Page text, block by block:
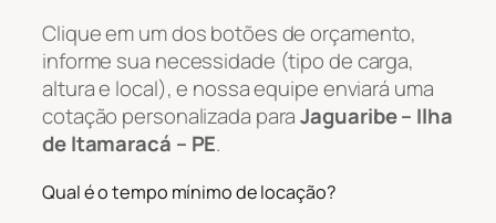
Clique em um dos botões de orçamento,
informe sua necessidade (tipo de carga,
altura e local), e nossa equipe enviará uma
cotação personalizada paraJaguaribe – Ilha
de Itamaracá – PE.
Qual é o tempo mínimo de locação?